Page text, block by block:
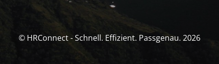
© HRConnect - Schnell. Effizient. Passgenau. 2026